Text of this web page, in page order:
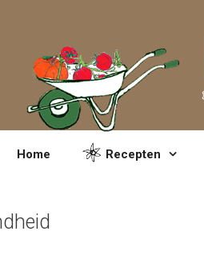
Home Recepten